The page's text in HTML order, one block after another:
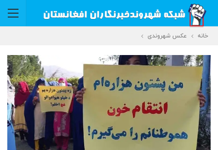
خانه عکس شهروندی